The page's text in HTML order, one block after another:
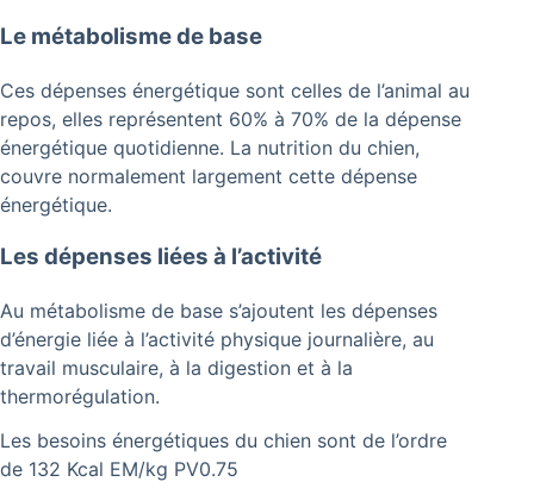
Le métabolisme de base
Ces dépenses énergétique sont celles de l’animal au
repos, elles représentent 60% à 70% de la dépense
énergétique quotidienne. La nutrition du chien,
couvre normalement largement cette dépense
énergétique.
Les dépenses liées à l’activité
Au métabolisme de base s’ajoutent les dépenses
d’énergie liée à l’activité physique journalière, au
travail musculaire, à la digestion et à la
thermorégulation.
Les besoins énergétiques du chien sont de l’ordre
de 132 Kcal EM/kg PV0.75